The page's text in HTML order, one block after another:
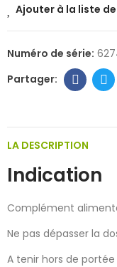
Ajouter à la liste
Numéro de série:
LA DESCRIPTION
Indication
Complément
Ne pas dépasser la
A tenir hors de